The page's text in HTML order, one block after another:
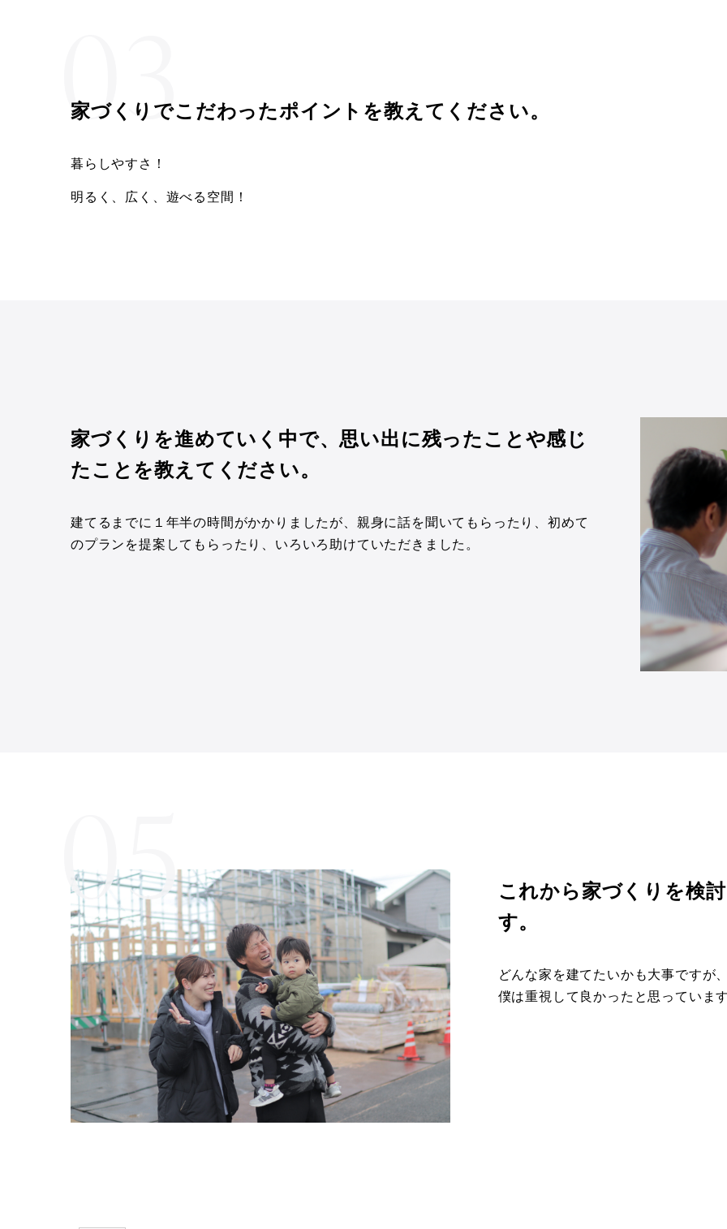
家づくりでこだわったポイントを教えてください。
暮らしやすさ！
明るく、広く、遊べる空間！
家づくりを進めていく中で、思い出に残ったことや感じ
たことを教えてください。
建てるまでに１年半の時間がかかりましたが、親身に話を聞いてもらったり、初めて
のプランを提案してもらったり、いろいろ助けていただきました。
これから家づくりを検
す。
どんな家を建てたいかも大事ですが
僕は重視して良かったと思っていま